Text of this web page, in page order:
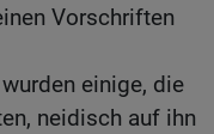
Vorschriften
einige, die
neidisch auf ihn